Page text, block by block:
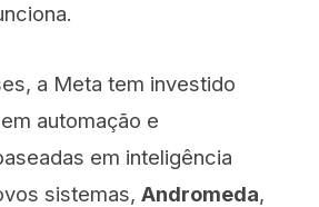
a Meta tem investido
automação e
em inteligência
sistemas, Andromeda,